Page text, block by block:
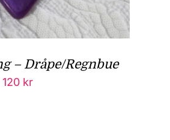
– Dråpe/Regnbue
120 kr